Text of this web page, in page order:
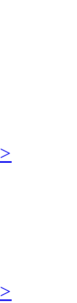
>
>